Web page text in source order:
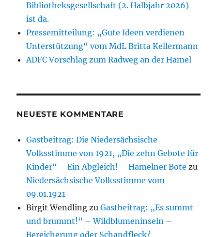
Bibliotheksgesellschaft (2. Halbjahr 2026)
ist da.
Pressemitteilung: „Gute Ideen verdienen
Unterstützung“ vom MdL Britta Kellermann
ADFC Vorschlag zum Radweg an der Hamel
NEUESTE KOMMENTARE
Gastbeitrag: Die Niedersächsische
Volksstimme von 1921, „Die zehn Gebote für
Kinder“ – Ein Abgleich! – Hamelner Bote zu
Niedersächsische Volksstimme vom
09.01.1921
Birgit Wendling zuGastbeitrag: „Es summt
und brummt!“ – Wildblumeninseln –
Bereicherung oder Schandfleck?